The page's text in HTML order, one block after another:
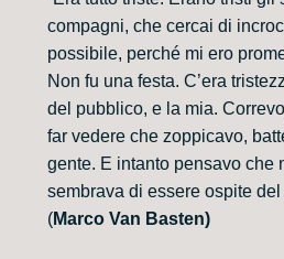
compagni, che cercai di
possibile, perché mi ero
Non fu una festa. C’era
del pubblico, e la mia.
far vedere che zoppicavo,
gente. E intanto pensavo che
sembrava di essere ospite del
(Marco Van Basten)